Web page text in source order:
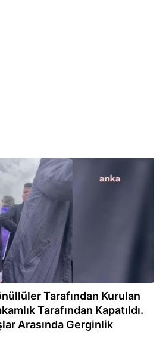
Tarafından Kurulan
Tarafından Kapatıldı.
Arasında Gerginlik